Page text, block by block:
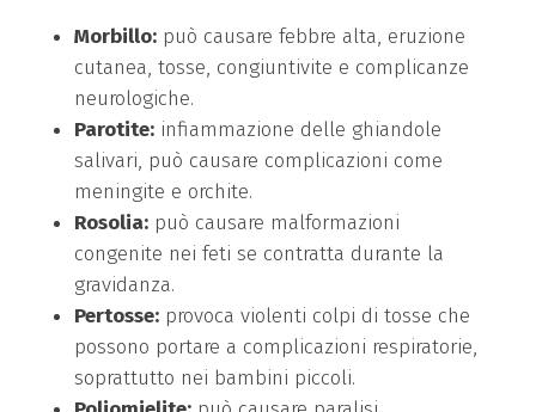
Morbillo:può causare febbre alta, eruzione
cutanea, tosse, congiuntivite e complicanze
neurologiche.
Parotite:infiammazione delle ghiandole
salivari, può causare complicazioni come
meningite e orchite.
Rosolia:può causare malformazioni
congenite nei feti se contratta durante la
gravidanza.
Pertosse:provoca violenti colpi di tosse che
possono portare a complicazioni respiratorie,
soprattutto nei bambini piccoli.